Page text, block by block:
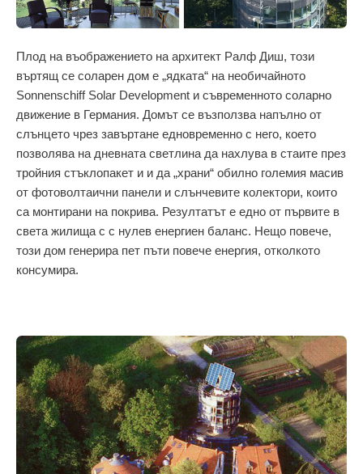
Плод на въображението на архитект Ралф Диш, този
въртящ се соларен дом е „ядката“ на необичайното
Sonnenschiff Solar Development и съвременното соларно
движение в Германия. Домът се възползва напълно от
слънцето чрез завъртане едновременно с него, което
позволява на дневната светлина да нахлува в стаите през
тройния стъклопакет и и да „храни“ обилно големия масив
от фотоволтаични панели и слънчевите колектори, които
са монтирани на покрива. Резултатът е едно от първите в
света жилища с с нулев енергиен баланс. Нещо повече,
този дом генерира пет пъти повече енергия, отколкото
консумира.